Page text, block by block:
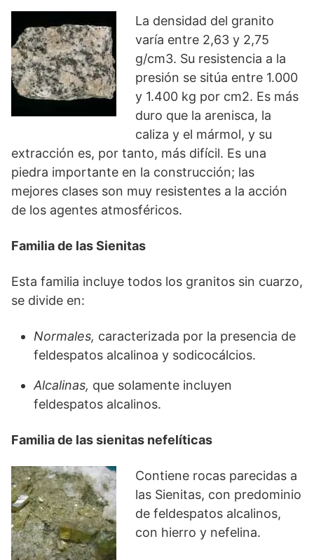
La densidad del granito
varía entre 2,63 y 2,75
g/cm3. Su resistencia a la
presión se sitúa entre 1.000
y 1.400 kg por cm2. Es más
duro que la arenisca, la
caliza y el mármol, y su
extracción es, por tanto, más difícil. Es una
piedra importante en la construcción; las
mejores clases son muy resistentes a la acción
de los agentes atmosféricos.
Familia de las Sienitas
Esta familia incluye todos los granitos sin cuarzo,
se divide en:
Normales, caracterizada por la presencia de
feldespatos alcalinoa y sodicocálcios.
Alcalinas, que solamente incluyen
feldespatos alcalinos.
Familia de las sienitas nefelíticas
Contiene rocas parecidas a
las Sienitas, con predominio
de feldespatos alcalinos,
con hierro y nefelina.